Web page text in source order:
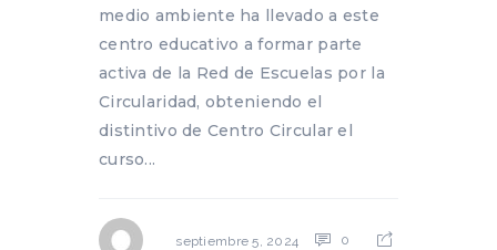
medio ambiente ha llevado a este
centro educativo a formar parte
activa de la Red de Escuelas por la
Circularidad, obteniendo el
distintivo de Centro Circular el
curso...
septiembre 5, 2024 0